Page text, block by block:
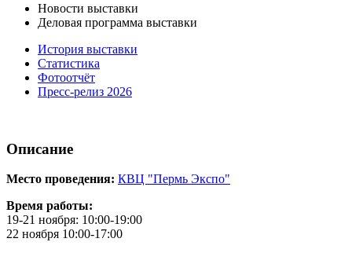
Новости выставки
Деловая программа выставки
История выставки
Статистика
Фотоотчёт
Пресс-релиз 2026
Описание
Место проведения: КВЦ "Пермь Экспо"
Время работы:
19-21 ноября: 10:00-19:00
22 ноября 10:00-17:00